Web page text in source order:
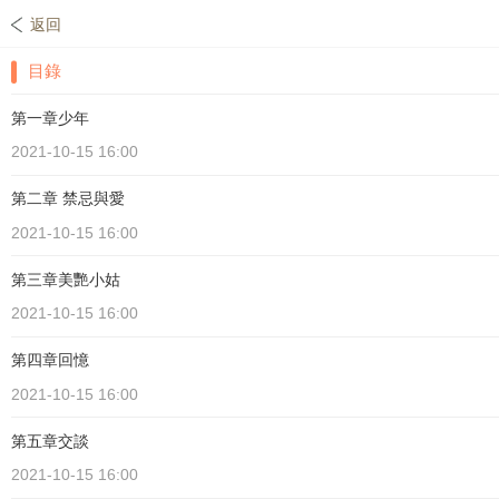
返回
目錄
第一章少年
2021-10-15 16:00
第二章 禁忌與愛
2021-10-15 16:00
第三章美艷小姑
2021-10-15 16:00
第四章回憶
2021-10-15 16:00
第五章交談
2021-10-15 16:00